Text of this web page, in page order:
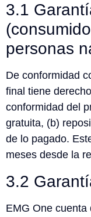
3.1
personas
De conformidad
final tiene
conformidad del
gratuita, (b)
de lo pagado.
meses desde la
3.2
EMG One